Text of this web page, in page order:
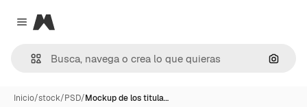
Close menu
Magnific
Inicio/stock/PSD/Mockup de los titula…